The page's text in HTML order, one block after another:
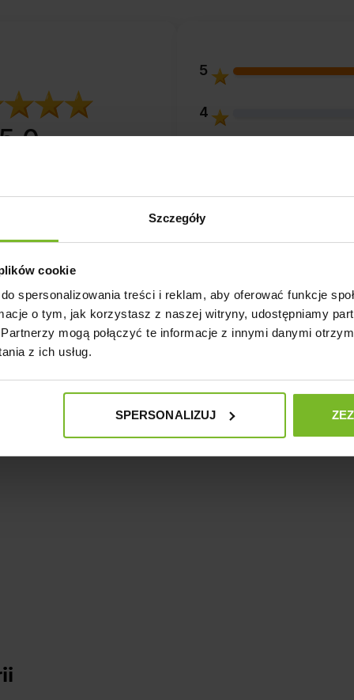
Szczegóły
cookie
spersonalizowania treści i reklam, aby oferować funkcje
o tym, jak korzystasz z naszej witryny, udostępniamy
mogą połączyć te informacje z innymi danymi
z ich usług.
SPERSONALIZUJ
5
4
2